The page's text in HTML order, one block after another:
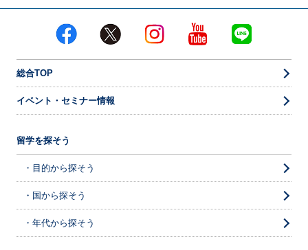
総合TOP
イベント・セミナー情報
留学を探そう
・目的から探そう
・国から探そう
・年代から探そう